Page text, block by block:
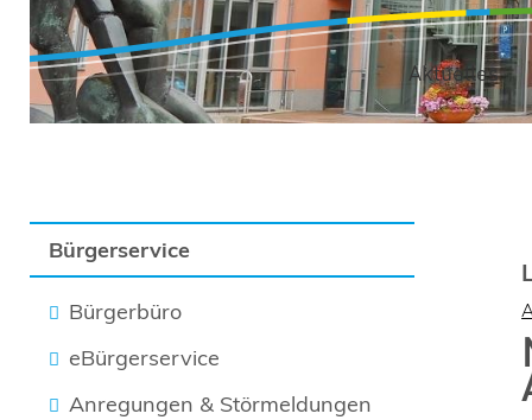
Aktuelles
Bürgerservice
Bürgerbüro
eBürgerservice
Anregungen & Störmeldungen